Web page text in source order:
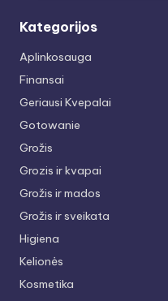
Kategorijos
Aplinkosauga
Finansai
Geriausi Kvepalai
Gotowanie
Grožis
Grozis ir kvapai
Grožis ir mados
Grožis ir sveikata
Higiena
Kelionės
Kosmetika